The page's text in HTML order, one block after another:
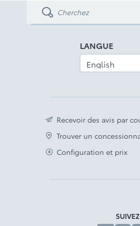
Toyota Safety Sense 2.5
Avis légal
LANGUE
Recevoir des avis par
Trouver un
Configuration et prix